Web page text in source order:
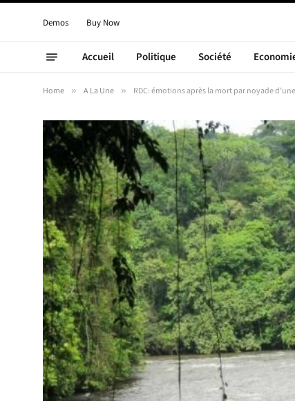
Demos Buy Now
Accueil Politique Société
Home » A La Une » RDC: émotions après la mort par noyade